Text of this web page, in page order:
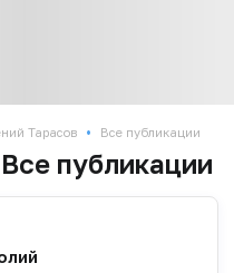
Тарасов • Все публикации
публикации